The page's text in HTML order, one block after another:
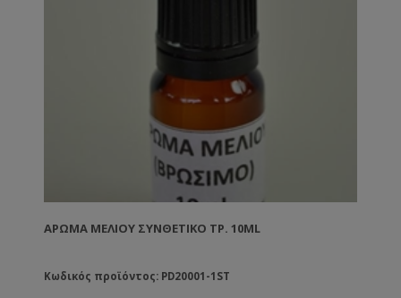
ΆΡΩΜΑ ΜΕΛΙΟΎ ΣΥΝΘΕΤΙΚΌ ΤΡ. 10ML
Κωδικός προϊόντος: PD20001-1ST